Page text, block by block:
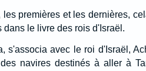
premières et les dernières,
le livre des rois d'Israël.
s'associa avec le roi d'Israël,
navires destinés à aller à